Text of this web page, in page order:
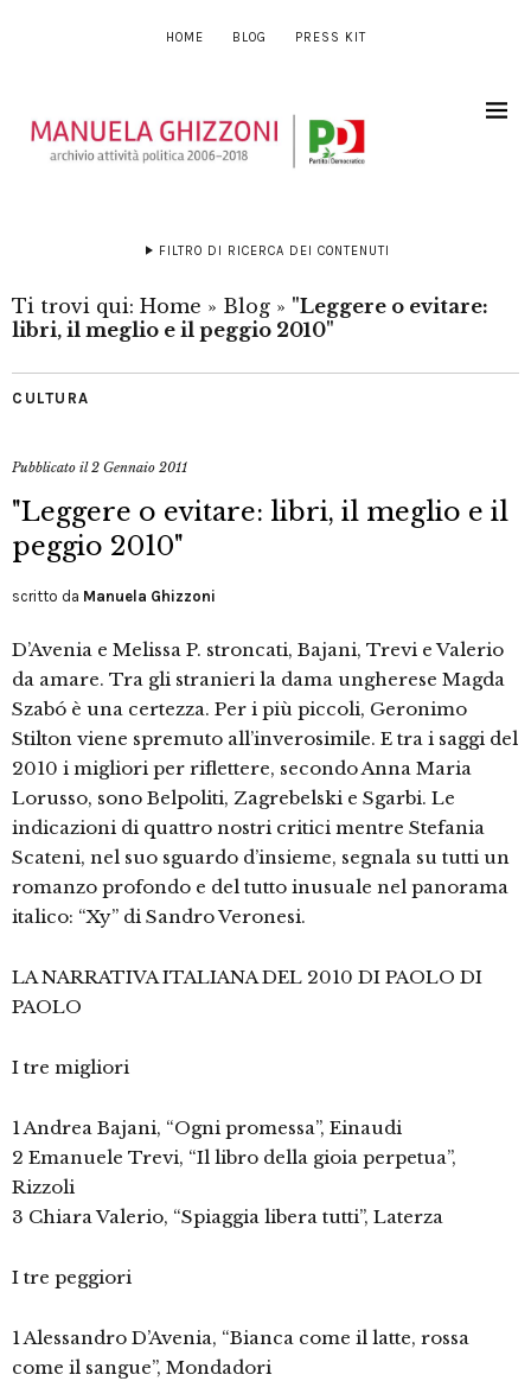
HOME BLOG PRESS KIT
FILTRO DI RICERCA DEI CONTENUTI
Ti trovi qui: Home » Blog » "Leggere o evitare:
libri, il meglio e il peggio 2010"
CULTURA
Pubblicato il2 Gennaio 2011
"Leggere o evitare: libri, il meglio e il
peggio 2010"
scritto da Manuela Ghizzoni
D’Avenia e Melissa P. stroncati, Bajani, Trevi e Valerio
da amare. Tra gli stranieri la dama ungherese Magda
Szabó è una certezza. Per i più piccoli, Geronimo
Stilton viene spremuto all’inverosimile. E tra i saggi del
2010 i migliori per riflettere, secondo Anna Maria
Lorusso, sono Belpoliti, Zagrebelski e Sgarbi. Le
indicazioni di quattro nostri critici mentre Stefania
Scateni, nel suo sguardo d’insieme, segnala su tutti un
romanzo profondo e del tutto inusuale nel panorama
italico: “Xy” di Sandro Veronesi.
LA NARRATIVA ITALIANA DEL 2010 DI PAOLO DI
PAOLO
I tre migliori
1 Andrea Bajani, “Ogni promessa”, Einaudi
2 Emanuele Trevi, “Il libro della gioia perpetua”,
Rizzoli
3 Chiara Valerio, “Spiaggia libera tutti”, Laterza
I tre peggiori
1 Alessandro D’Avenia, “Bianca come il latte, rossa
come il sangue”, Mondadori